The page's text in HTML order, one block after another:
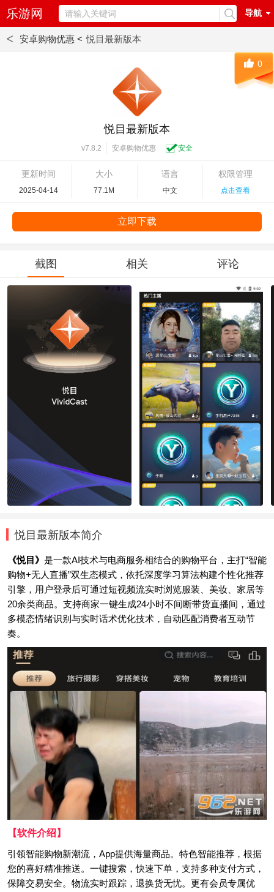
乐游网 导航
< 安卓购物优惠 < 悦目最新版本
悦目最新版本
v7.8.2 安卓购物优惠 安全
更新时间
2025-04-14
大小
77.1M
语言
中文
权限管理
点击查看
0
立即下载
截图 相关 评论
悦目最新版本简介
《悦目》 是一款AI技术与电商服务相结合的购物平台，主打“智能
购物+无人直播”双生态模式，依托深度学习算法构建个性化推荐
引擎，用户登录后可通过短视频流实时浏览服装、美妆、家居等
20余类商品。支持商家一键生成24小时不间断带货直播间，通过
多模态情绪识别与实时话术优化技术，自动匹配消费者互动节
奏。
【软件介绍】
引领智能购物新潮流，App提供海量商品。特色智能推荐，根据
您的喜好精准推送。一键搜索，快速下单，支持多种支付方式，
保障交易安全。物流实时跟踪，退换货无忧。更有会员专属优